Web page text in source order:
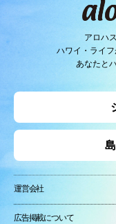
アロハ
ハワイ・ライフ
あなたと
運営会社
広告掲載について